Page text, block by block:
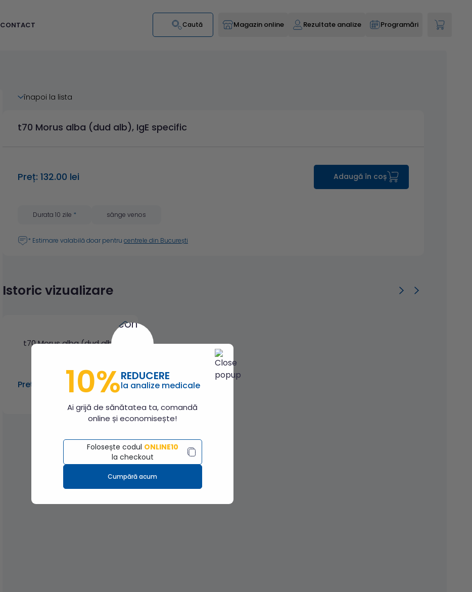
CONTACT Caută Magazin online Rezultate analize Programări
înapoi la lista
t70 Morus alba (dud alb), IgE specific
Preț: 132.00 lei Adaugă în coș
Durata 10 zile * sânge venos
* Estimare valabilă doar pentru centrele din București
Istoric vizualizare
t70 Morus alba (dud alb),
Preț: 132.00 lei10%REDUCERE
la analize medicale
Ai grijă de sănătatea ta, comandă
online și economisește!
Folosește codul ONLINE10
la checkout
Cumpără acum